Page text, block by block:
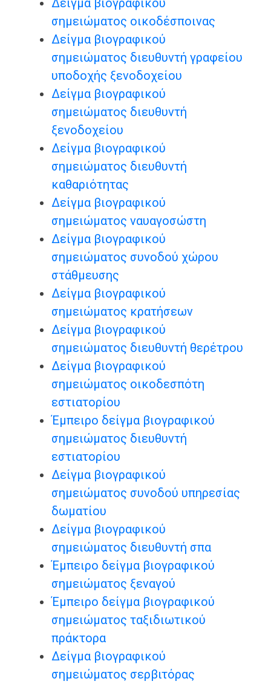
Δείγμα βιογραφικού
σημειώματος οικοδέσποινας
Δείγμα βιογραφικού
σημειώματος διευθυντή γραφείου
υποδοχής ξενοδοχείου
Δείγμα βιογραφικού
σημειώματος διευθυντή
ξενοδοχείου
Δείγμα βιογραφικού
σημειώματος διευθυντή
καθαριότητας
Δείγμα βιογραφικού
σημειώματος ναυαγοσώστη
Δείγμα βιογραφικού
σημειώματος συνοδού χώρου
στάθμευσης
Δείγμα βιογραφικού
σημειώματος κρατήσεων
Δείγμα βιογραφικού
σημειώματος διευθυντή θερέτρου
Δείγμα βιογραφικού
σημειώματος οικοδεσπότη
εστιατορίου
Έμπειρο δείγμα βιογραφικού
σημειώματος διευθυντή
εστιατορίου
Δείγμα βιογραφικού
σημειώματος συνοδού υπηρεσίας
δωματίου
Δείγμα βιογραφικού
σημειώματος διευθυντή σπα
Έμπειρο δείγμα βιογραφικού
σημειώματος ξεναγού
Έμπειρο δείγμα βιογραφικού
σημειώματος ταξιδιωτικού
πράκτορα
Δείγμα βιογραφικού
σημειώματος σερβιτόρας